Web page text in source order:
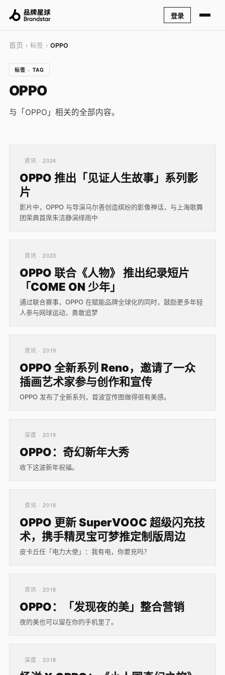
登录
首页 › 标签 › OPPO
标签 · TAG
OPPO
与「OPPO」相关的全部内容。
资讯 · 2024
OPPO 推出「见证人生故事」系列影
片
影片中，OPPO 与导演乌尔善创造缤纷的影像神话，与上海歌舞
团荣典首席朱洁静演绎雨中
资讯 · 2023
OPPO 联合《人物》 推出纪录短片
「COME ON 少年」
通过联合赛事，OPPO 在赋能品牌全球化的同时，鼓励更多年轻
人参与网球运动，勇敢追梦
资讯 · 2019
OPPO 全新系列 Reno，邀请了一众
插画艺术家参与创作和宣传
OPPO 发布了全新系列，首波宣传图做得很有美感。
深度 · 2019
OPPO：奇幻新年大秀
收下这波新年祝福。
资讯 · 2018
OPPO 更新 SuperVOOC 超级闪充技
术，携手精灵宝可梦推定制版周边
皮卡丘任「电力大使」：我有电，你要充吗？
资讯 · 2018
OPPO：「发现夜的美」整合营销
夜的美也可以留在你的手机里了。
深度 · 2018